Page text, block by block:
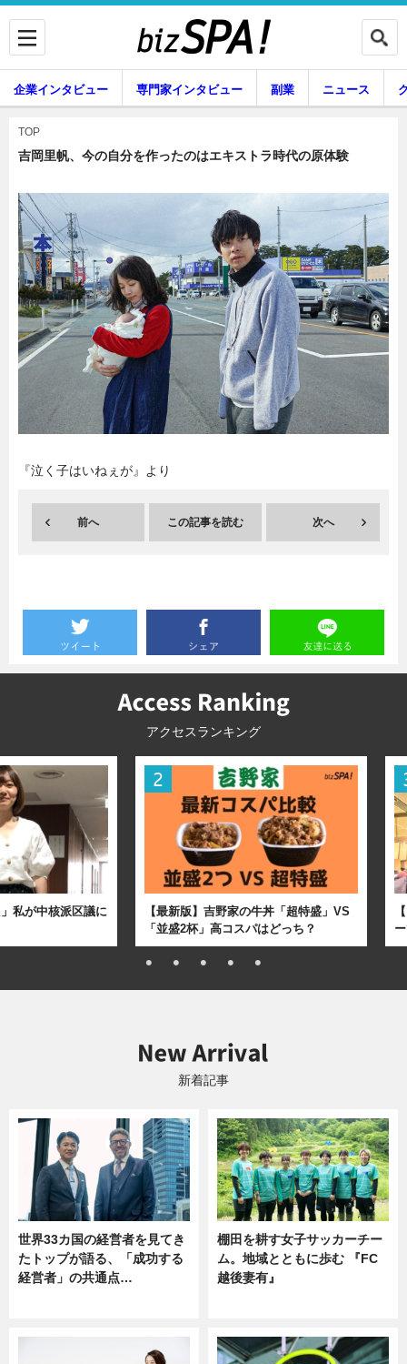
企業インタビュー 専門家インタビュー
副業 ニュース
グルメ スキル
連載一覧
企業インタビュー 専門家インタビュー 副業 ニュース
暮らし
TOP
吉岡里帆、今の自分を作ったのはエキストラ時代の原体験
『泣く子はいねぇが』より
前へ この記事を読む 次へ
アクセスランキング
私が中核派区議に
【最新版】吉野家の牛丼「超特盛」VS
「並盛2杯」高コスパはどっち？
新着記事
世界33カ国の経営者を見てき
たトップが語る、「成功する
経営者」の共通点…
棚田を耕す女子サッカーチー
ム。地域とともに歩む 『FC
越後妻有』